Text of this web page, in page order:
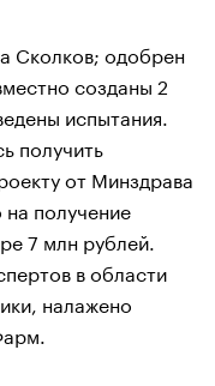
Сколков; одобрен
созданы 2
испытания.
получить
от Минздрава
получение
7 млн рублей.
в области
налажено